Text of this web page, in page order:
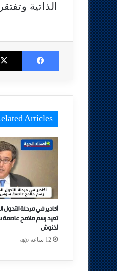
الذاتية
Articles
أكادير في مرحلة التحول
تعيد رسم ملامح عاصمة
أخنوش
12 ساعة ago